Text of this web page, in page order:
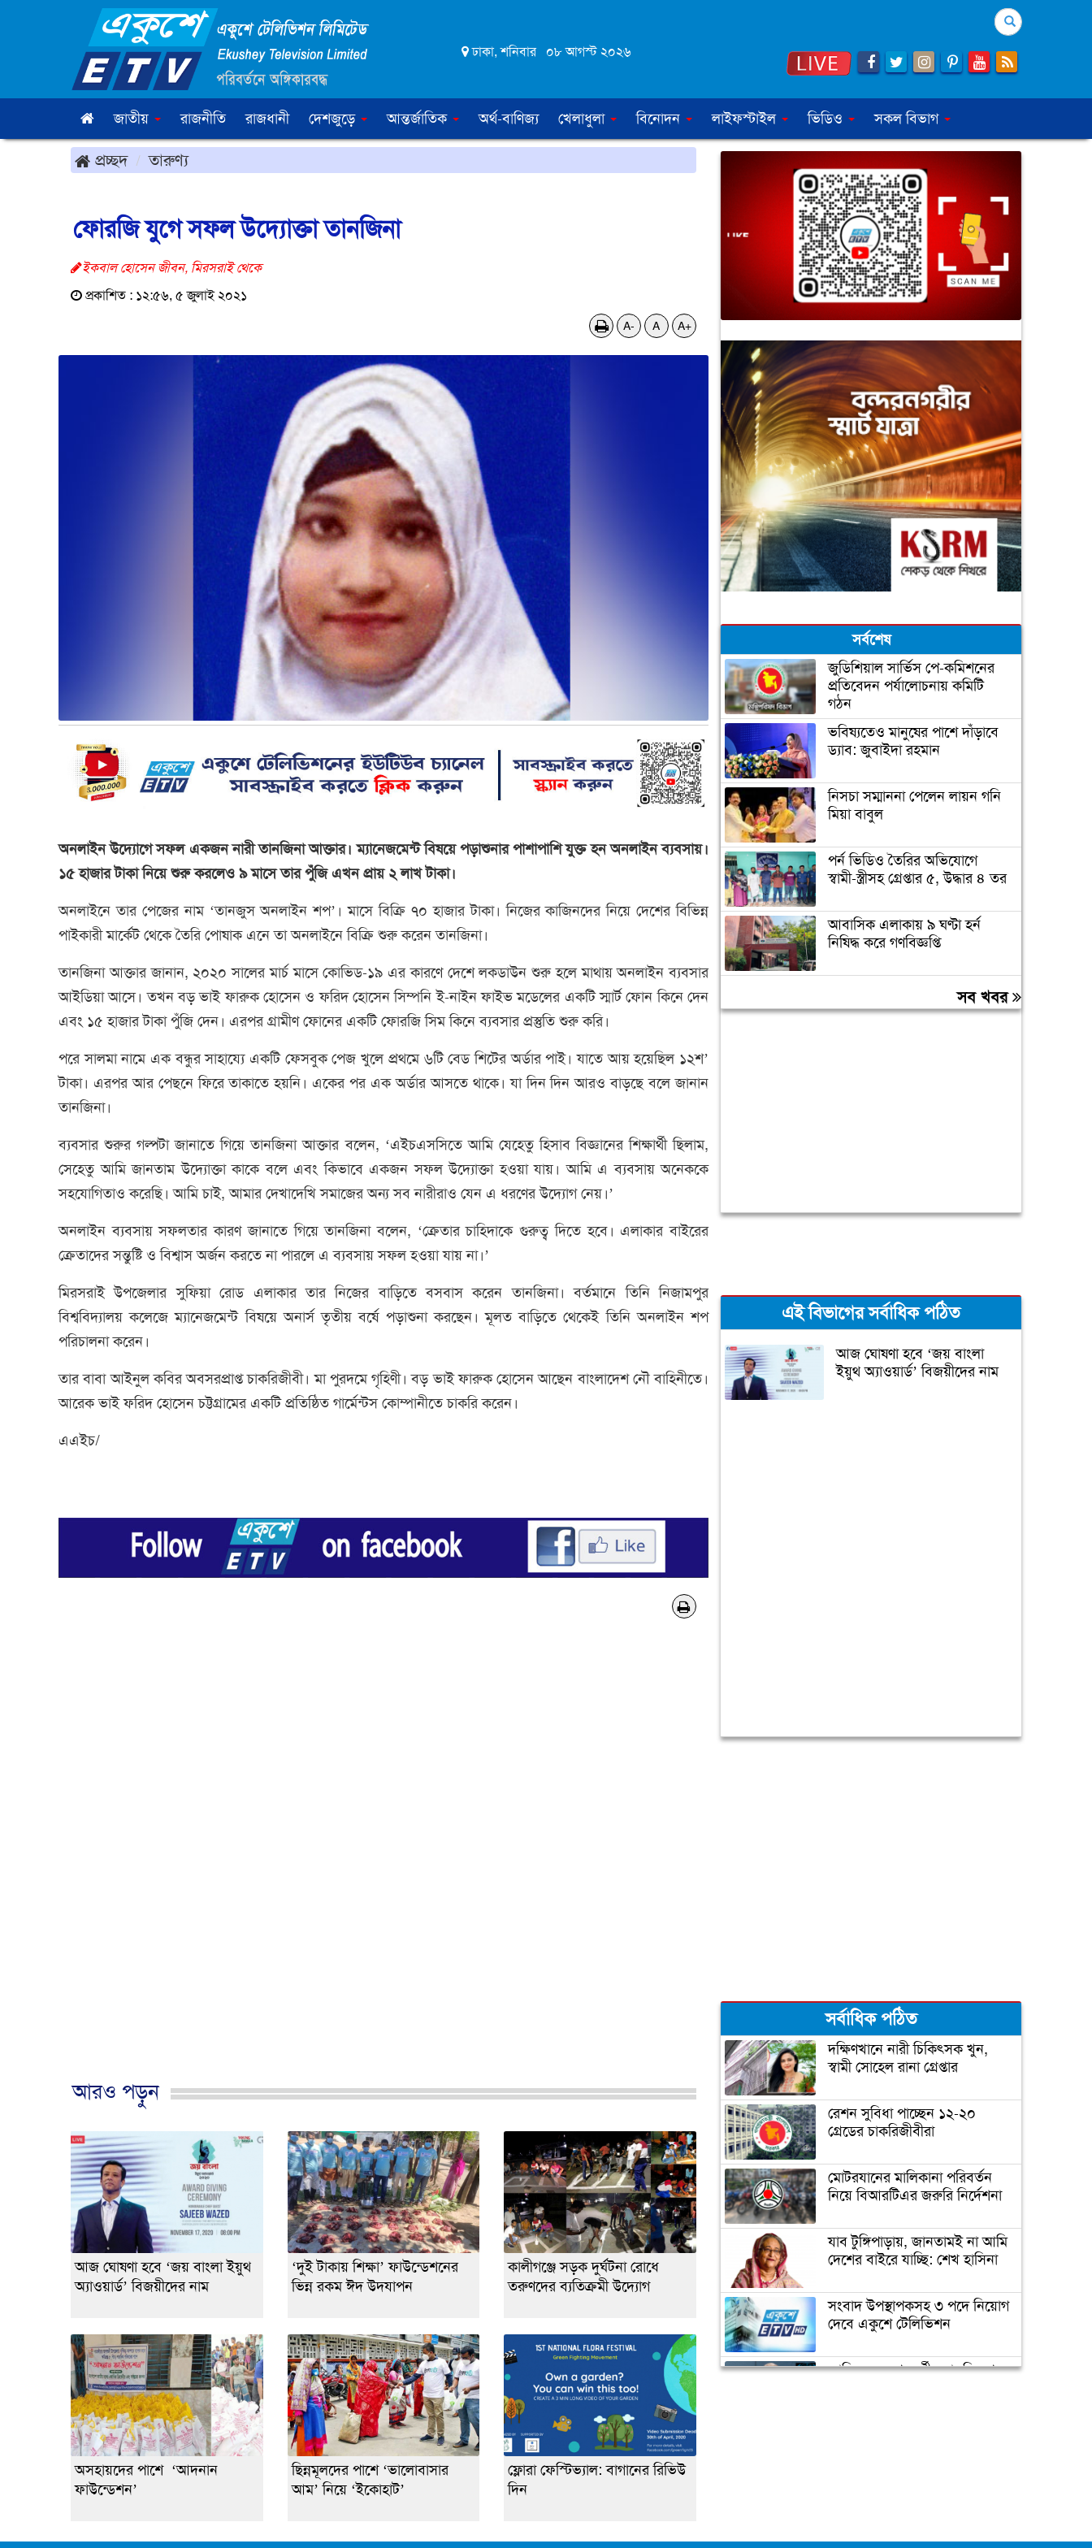
ঢাকা, শনিবার ০৮ আগস্ট ২০২৬
Search
জাতীয় রাজনীতি রাজধানী দেশজুড়ে আন্তর্জাতিক অর্থ-বাণিজ্য খেলাধুলা বিনোদন লাইফস্টাইল ভিডিও সকল বিভাগ
প্রচ্ছদ তারুণ্য
ফোরজি যুগে সফল উদ্যোক্তা তানজিনা
ইকবাল হোসেন জীবন, মিরসরাই থেকে
প্রকাশিত : ১২:৫৬, ৫ জুলাই ২০২১
A- A A+
অনলাইন উদ্যোগে সফল একজন নারী তানজিনা আক্তার। ম্যানেজমেন্ট বিষয়ে পড়াশুনার পাশাপাশি যুক্ত হন অনলাইন ব্যবসায়।
১৫ হাজার টাকা নিয়ে শুরু করলেও ৯ মাসে তার পুঁজি এখন প্রায় ২ লাখ টাকা।
অনলাইনে তার পেজের নাম ‘তানজুস অনলাইন শপ’। মাসে বিক্রি ৭০ হাজার টাকা। নিজের কাজিনদের নিয়ে দেশের বিভিন্ন
পাইকারী মার্কেট থেকে তৈরি পোষাক এনে তা অনলাইনে বিক্রি শুরু করেন তানজিনা।
তানজিনা আক্তার জানান, ২০২০ সালের মার্চ মাসে কোভিড-১৯ এর কারণে দেশে লকডাউন শুরু হলে মাথায় অনলাইন ব্যবসার
আইডিয়া আসে। তখন বড় ভাই ফারুক হোসেন ও ফরিদ হোসেন সিম্পনি ই-নাইন ফাইভ মডেলের একটি স্মার্ট ফোন কিনে দেন
এবং ১৫ হাজার টাকা পুঁজি দেন। এরপর গ্রামীণ ফোনের একটি ফোরজি সিম কিনে ব্যবসার প্রস্তুতি শুরু করি।
পরে সালমা নামে এক বন্ধুর সাহায্যে একটি ফেসবুক পেজ খুলে প্রথমে ৬টি বেড শিটের অর্ডার পাই। যাতে আয় হয়েছিল ১২শ’
টাকা। এরপর আর পেছনে ফিরে তাকাতে হয়নি। একের পর এক অর্ডার আসতে থাকে। যা দিন দিন আরও বাড়ছে বলে জানান
তানজিনা।
ব্যবসার শুরুর গল্পটা জানাতে গিয়ে তানজিনা আক্তার বলেন, ‘এইচএসসিতে আমি যেহেতু হিসাব বিজ্ঞানের শিক্ষার্থী ছিলাম,
সেহেতু আমি জানতাম উদ্যোক্তা কাকে বলে এবং কিভাবে একজন সফল উদ্যোক্তা হওয়া যায়। আমি এ ব্যবসায় অনেককে
সহযোগিতাও করেছি। আমি চাই, আমার দেখাদেখি সমাজের অন্য সব নারীরাও যেন এ ধরণের উদ্যোগ নেয়।’
অনলাইন ব্যবসায় সফলতার কারণ জানাতে গিয়ে তানজিনা বলেন, ‘ক্রেতার চাহিদাকে গুরুত্ব দিতে হবে। এলাকার বাইরের
ক্রেতাদের সন্তুষ্টি ও বিশ্বাস অর্জন করতে না পারলে এ ব্যবসায় সফল হওয়া যায় না।’
মিরসরাই উপজেলার সুফিয়া রোড এলাকার তার নিজের বাড়িতে বসবাস করেন তানজিনা। বর্তমানে তিনি নিজামপুর
বিশ্ববিদ্যালয় কলেজে ম্যানেজমেন্ট বিষয়ে অনার্স তৃতীয় বর্ষে পড়াশুনা করছেন। মূলত বাড়িতে থেকেই তিনি অনলাইন শপ
পরিচালনা করেন।
তার বাবা আইনুল কবির অবসরপ্রাপ্ত চাকরিজীবী। মা পুরদমে গৃহিণী। বড় ভাই ফারুক হোসেন আছেন বাংলাদেশ নৌ বাহিনীতে।
আরেক ভাই ফরিদ হোসেন চট্টগ্রামের একটি প্রতিষ্ঠিত গার্মেন্টস কোম্পানীতে চাকরি করেন।
এএইচ/
আরও পড়ুন
আজ ঘোষণা হবে ‘জয় বাংলা ইয়ুথ
অ্যাওয়ার্ড’ বিজয়ীদের নাম
‘দুই টাকায় শিক্ষা’ ফাউন্ডেশনের
ভিন্ন রকম ঈদ উদযাপন
কালীগঞ্জে সড়ক দুর্ঘটনা রোধে
তরুণদের ব্যতিক্রমী উদ্যোগ
অসহায়দের পাশে ‘আদনান
ফাউন্ডেশন’
ছিন্নমূলদের পাশে ‘ভালোবাসার
আম’ নিয়ে ‘ইকোহাট’
ফ্লোরা ফেস্টিভ্যাল: বাগানের রিভিউ
দিন
সর্বশেষ
জুডিশিয়াল সার্ভিস পে-কমিশনের
প্রতিবেদন পর্যালোচনায় কমিটি
গঠন
ভবিষ্যতেও মানুষের পাশে দাঁড়াবে
ড্যাব: জুবাইদা রহমান
নিসচা সম্মাননা পেলেন লায়ন গনি
মিয়া বাবুল
পর্ন ভিডিও তৈরির অভিযোগে
স্বামী-স্ত্রীসহ গ্রেপ্তার ৫, উদ্ধার ৪ তর
আবাসিক এলাকায় ৯ ঘণ্টা হর্ন
নিষিদ্ধ করে গণবিজ্ঞপ্তি
চুরির অপবাদে গাছে বেঁধে তরুণীকে
মারধর, গ্রেপ্তার ২
সব খবর
এই বিভাগের সর্বাধিক পঠিত
আজ ঘোষণা হবে ‘জয় বাংলা
ইয়ুথ অ্যাওয়ার্ড’ বিজয়ীদের নাম
সর্বাধিক পঠিত
দক্ষিণখানে নারী চিকিৎসক খুন,
স্বামী সোহেল রানা গ্রেপ্তার
রেশন সুবিধা পাচ্ছেন ১২-২০
গ্রেডের চাকরিজীবীরা
মোটরযানের মালিকানা পরিবর্তন
নিয়ে বিআরটিএর জরুরি নির্দেশনা
যাব টুঙ্গিপাড়ায়, জানতামই না আমি
দেশের বাইরে যাচ্ছি: শেখ হাসিনা
সংবাদ উপস্থাপকসহ ৩ পদে নিয়োগ
দেবে একুশে টেলিভিশন
জাতিসংঘের পরবর্তী মহাসচিব পদে